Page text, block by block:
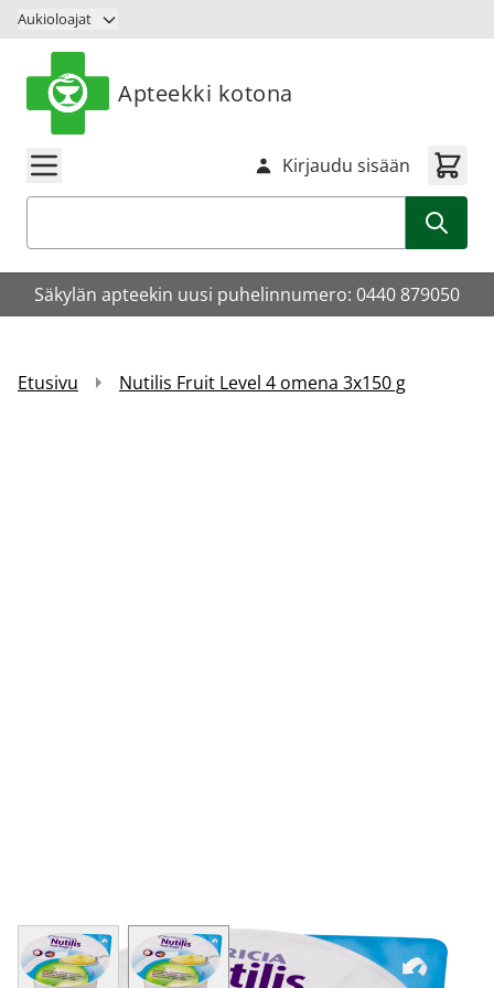
Siirry sisältöön
Aukioloajat
Apteekki kotona
Kirjaudu sisään
Säkylän apteekin uusi puhelinnumero: 0440 879050
Etusivu Nutilis Fruit Level 4 omena 3x150 g
View larger imageView larger image